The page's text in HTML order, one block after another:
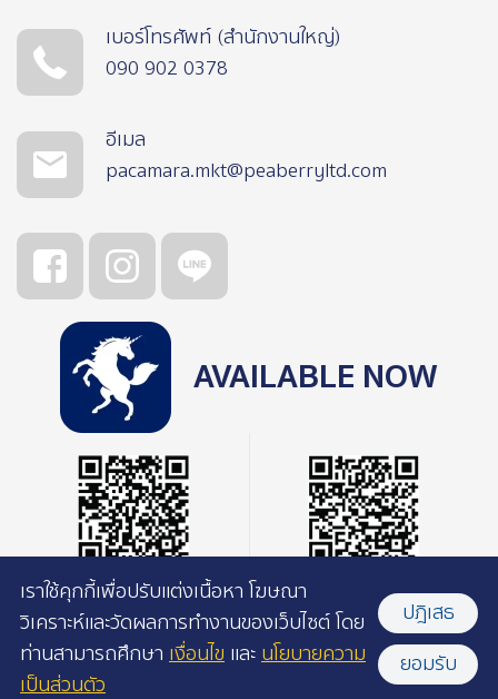
เบอร์โทรศัพท์ (สำนักงานใหญ่)
090 902 0378
อีเมล
pacamara.mkt@peaberryltd.com
AVAILABLE NOW
เราใช้คุกกี้เพื่อปรับแต่งเนื้อหา โฆษณา
วิเคราะห์และวัดผลการทำงานของเว็บไซต์ โดย
ท่านสามารถศึกษา เงื่อนไข และนโยบายความ
เป็นส่วนตัว
ปฎิเสธ
ยอมรับ